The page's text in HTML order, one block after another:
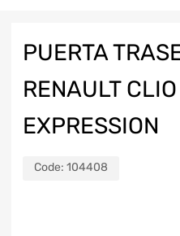
PUERTA
RENAULT
EXPRESSION
Code: 104408